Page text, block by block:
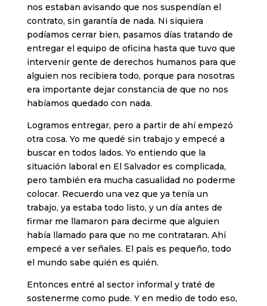
nos estaban avisando que nos suspendían el
contrato, sin garantía de nada. Ni siquiera
podíamos cerrar bien, pasamos días tratando de
entregar el equipo de oficina hasta que tuvo que
intervenir gente de derechos humanos para que
alguien nos recibiera todo, porque para nosotras
era importante dejar constancia de que no nos
habíamos quedado con nada.
Logramos entregar, pero a partir de ahí empezó
otra cosa. Yo me quedé sin trabajo y empecé a
buscar en todos lados. Yo entiendo que la
situación laboral en El Salvador es complicada,
pero también era mucha casualidad no poderme
colocar. Recuerdo una vez que ya tenía un
trabajo, ya estaba todo listo, y un día antes de
firmar me llamaron para decirme que alguien
había llamado para que no me contrataran. Ahí
empecé a ver señales. El país es pequeño, todo
el mundo sabe quién es quién.
Entonces entré al sector informal y traté de
sostenerme como pude. Y en medio de todo eso,